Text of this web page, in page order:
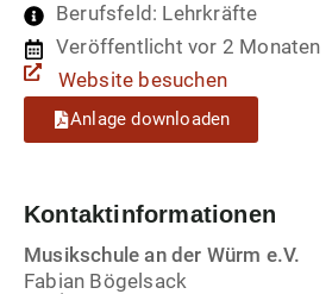
Berufsfeld: Lehrkräfte
Veröffentlicht vor 2 Monaten
Website besuchen
Anlage downloaden
Kontaktinformationen
Musikschule an der Würm e.V.
Fabian Bögelsack